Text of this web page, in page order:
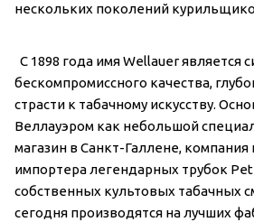
нескольких поколений
С 1898 года имя Wellauer является
бескомпромиссного качества,
страсти к табачному искусству.
Веллауэром как небольшой
магазин в Санкт-Галлене, компания
импортера легендарных трубок
собственных культовых табачных
сегодня производятся на лучших